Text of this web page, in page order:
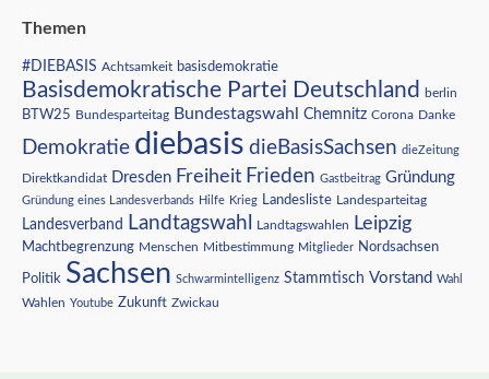
Themen
#DIEBASIS Achtsamkeit basisdemokratie
Basisdemokratische Partei Deutschland berlin
BTW25 Bundesparteitag Bundestagswahl Chemnitz Corona Danke
Demokratie diebasis dieBasisSachsen dieZeitung
Direktkandidat Dresden Freiheit Frieden Gastbeitrag Gründung
Gründung eines Landesverbands Hilfe Krieg Landesliste Landesparteitag
Landesverband Landtagswahl Landtagswahlen Leipzig
Machtbegrenzung Menschen Mitbestimmung Mitglieder Nordsachsen
Politik Sachsen Schwarmintelligenz Stammtisch Vorstand Wahl
Wahlen Youtube Zukunft Zwickau